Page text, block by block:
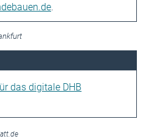
.
das digitale DHB